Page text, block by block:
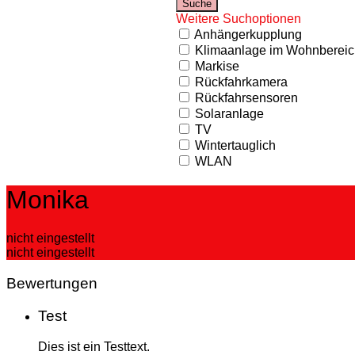
Weitere Suchoptionen
Anhängerkupplung
Klimaanlage im
Markise
Rückfahrkamera
Rückfahrsensoren
Solaranlage
TV
Wintertauglich
WLAN
Monika
nicht eingestellt
nicht eingestellt
Bewertungen
Test
Dies ist ein Testtext.